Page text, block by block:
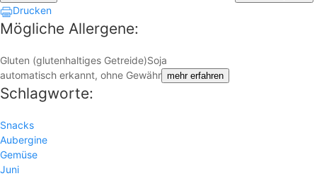
Drucken
Mögliche Allergene:
Gluten (glutenhaltiges Getreide)Soja
automatisch erkannt, ohne Gewähr mehr erfahren
Schlagworte:
Snacks
Aubergine
Gemüse
Juni